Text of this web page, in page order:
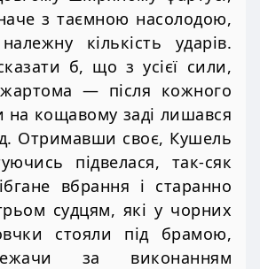
з таємною насолодою,
кількість ударів.
б, що з усієї сили,
— після кожного
на кощавому заді лишався
Отримавши своє, Кушель
підвелася, так-сяк
вбрання і старанно
судцям, які у чорних
стояли під брамою,
за виконанням